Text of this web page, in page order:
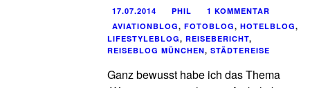
17.07.2014 PHIL
1 KOMMENTAR
AVIATIONBLOG, FOTOBLOG, HOTELBLOG,
LIFESTYLEBLOG, REISEBERICHT,
REISEBLOG MÜNCHEN, STÄDTEREISE
Ganz bewusst habe ich das Thema